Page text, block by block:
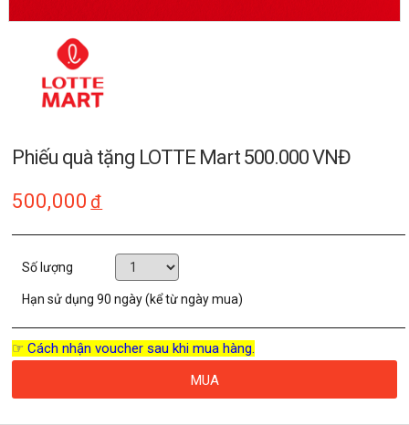
Phiếu quà tặng LOTTE Mart 500.000 VNĐ
500,000 đ
Số lượng
Hạn sử dụng90 ngày (kể từ ngày mua)
☞ Cách nhận voucher sau khi mua hàng.
MUA